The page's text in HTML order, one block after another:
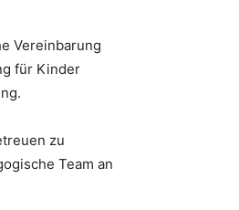
Vereinbarung
für Kinder
zu
Team an